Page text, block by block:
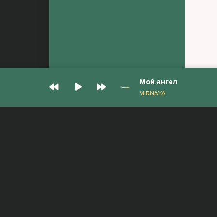
Мой ангел
MIRNAYA